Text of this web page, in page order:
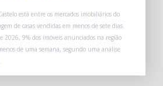
está entre os mercados imobiliários do
de casas vendidas em menos de sete dias.
2026, 9% dos imóveis anunciados na região
de uma semana, segundo uma análise